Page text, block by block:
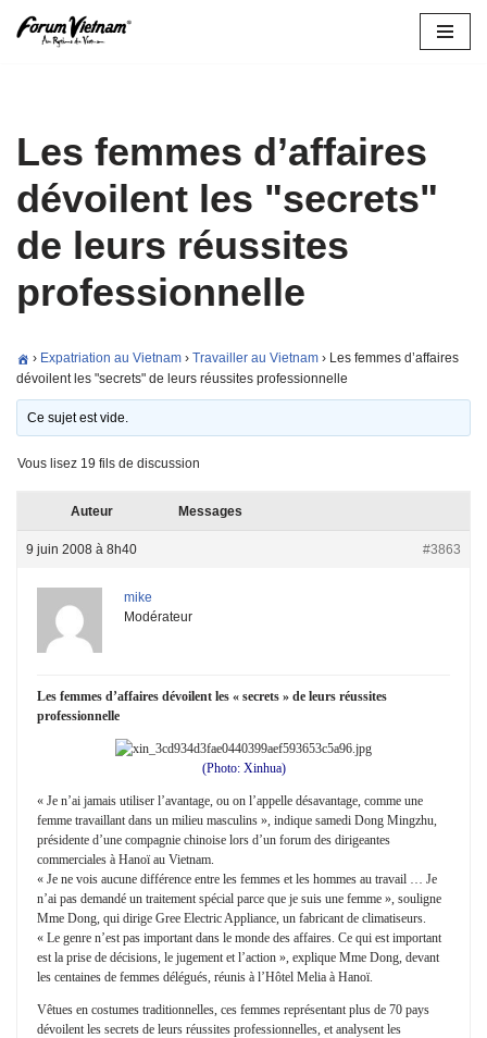
Les femmes d’affaires
dévoilent les "secrets"
de leurs réussites
professionnelle
› Expatriation au Vietnam › Travailler au Vietnam › Les femmes d’affaires
dévoilent les "secrets" de leurs réussites professionnelle
Ce sujet est vide.
Vous lisez 19 fils de discussion
Auteur Messages
9 juin 2008 à 8h40 #3863
mike
Modérateur
Les femmes d’affaires dévoilent les « secrets » de leurs réussites
professionnelle
(Photo: Xinhua)
« Je n’ai jamais utiliser l’avantage, ou on l’appelle désavantage, comme une
femme travaillant dans un milieu masculins », indique samedi Dong Mingzhu,
présidente d’une compagnie chinoise lors d’un forum des dirigeantes
commerciales à Hanoï au Vietnam.
« Je ne vois aucune différence entre les femmes et les hommes au travail … Je
n’ai pas demandé un traitement spécial parce que je suis une femme », souligne
Mme Dong, qui dirige Gree Electric Appliance, un fabricant de climatiseurs.
« Le genre n’est pas important dans le monde des affaires. Ce qui est important
est la prise de décisions, le jugement et l’action », explique Mme Dong, devant
les centaines de femmes délégués, réunis à l’Hôtel Melia à Hanoï.
Vêtues en costumes traditionnelles, ces femmes représentant plus de 70 pays
dévoilent les secrets de leurs réussites professionnelles, et analysent les